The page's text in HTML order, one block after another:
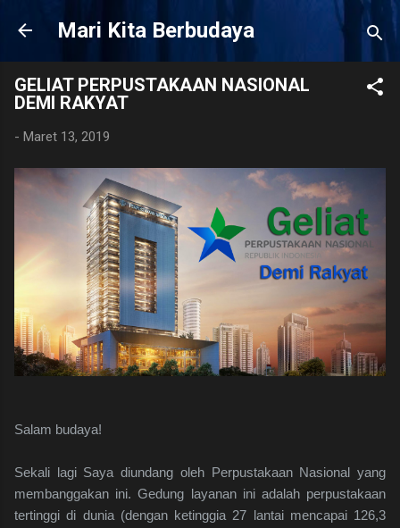
Langsung ke konten utama
Mari Kita Berbudaya
GELIAT PERPUSTAKAAN NASIONAL
DEMI RAKYAT
- Maret 13, 2019
Salam budaya!
Sekali lagi Saya diundang oleh Perpustakaan Nasional yang
membanggakan ini. Gedung layanan ini adalah perpustakaan
tertinggi di dunia (dengan ketinggia 27 lantai mencapai 126,3